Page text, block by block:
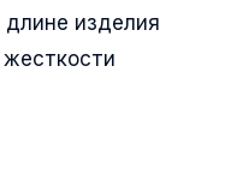
изделия